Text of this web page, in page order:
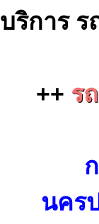
บริการ ร
++ ร
นคร